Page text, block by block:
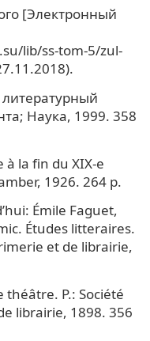
[Электронный
lib/ss-tom-5/zul-
Наука, 1999. 358
à la fin du XIX-e
1926. 264 р.
Émile Faguet,
Études litteraires.
et de librairie,
théâtre. P.: Société
librairie, 1898. 356